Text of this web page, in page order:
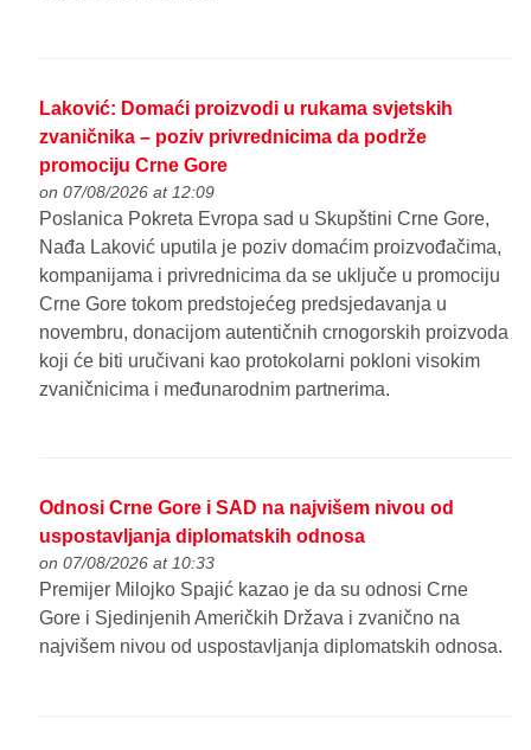
Laković: Domaći proizvodi u rukama svjetskih
zvaničnika – poziv privrednicima da podrže
promociju Crne Gore
on 07/08/2026 at 12:09
Poslanica Pokreta Evropa sad u Skupštini Crne Gore,
Nađa Laković uputila je poziv domaćim proizvođačima,
kompanijama i privrednicima da se uključe u promociju
Crne Gore tokom predstojećeg predsjedavanja u
novembru, donacijom autentičnih crnogorskih proizvoda
koji će biti uručivani kao protokolarni pokloni visokim
zvaničnicima i međunarodnim partnerima.
Odnosi Crne Gore i SAD na najvišem nivou od
uspostavljanja diplomatskih odnosa
on 07/08/2026 at 10:33
Premijer Milojko Spajić kazao je da su odnosi Crne
Gore i Sjedinjenih Američkih Država i zvanično na
najvišem nivou od uspostavljanja diplomatskih odnosa.